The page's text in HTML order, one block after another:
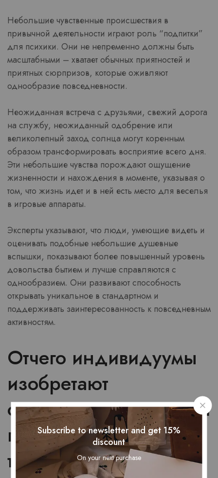
Небольшие чувственные происшествия в
привычной деятельности играют роль “подпитки”
для психики. Они не непременно должны быть
масштабными – хватает обычных приятностей и
приятных сюрпризов, которые оживляют
однообразие повседневности.
Неожиданная встреча с друзьями, свежий дорога
на службу, неожиданный одобрение или
великолепный заход солнца могут коренным
образом трансформировать восприятие всего дня.
Эти небольшие чувства порождают ощущение
жизненности и нахождения в моменте, указывая о
том, что жизнь идет и в ней есть место для веселья
в игровые аппараты.
Эксперты указывают, что люди, умеющие видеть и
оценивать подобные небольшие душевные
вспышки, показывают более повышенный уровень
довольства бытием и лучше справляются с
однообразием. Они развивают способность
открывать уникальное в стандартном и
поддерживать заинтересованность к повседневным
активностям.
Отчего индивидуумы
изобретают
оригинальные занятия
при отсутствии
трансформаций
Subscribe to newsletter and get 15%
discount
On your next purchase